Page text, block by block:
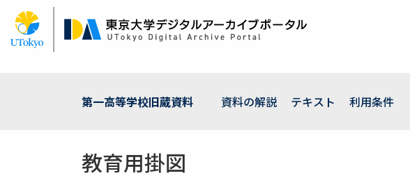
ン
第一高等学校旧蔵資料 資料の解説 テキスト 利用条件
教育用掛図